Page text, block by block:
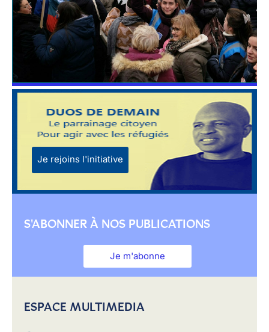
Je rejoins l'initiative
S'ABONNER À NOS PUBLICATIONS
Je m'abonne
ESPACE MULTIMEDIA